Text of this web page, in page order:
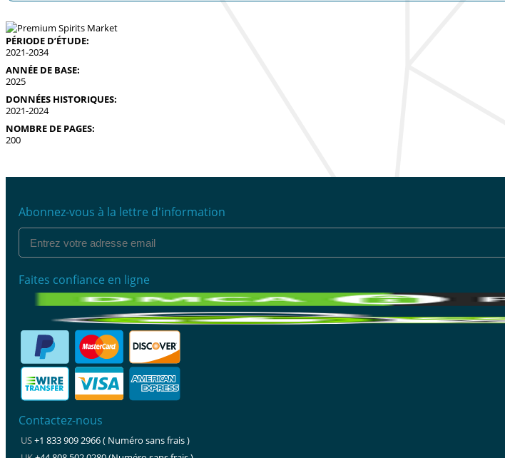
PÉRIODE D’ÉTUDE:
2021-2034
ANNÉE DE BASE:
2025
DONNÉES HISTORIQUES:
2021-2024
NOMBRE DE PAGES:
200
Abonnez-vous à la lettre d'information
Faites confiance en ligne
Contactez-nous
US+1 833 909 2966 ( Numéro sans frais )